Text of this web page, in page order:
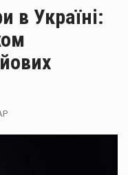
в Україні: